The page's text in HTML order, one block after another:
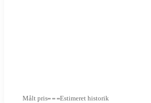
Målt pris Estimeret historik